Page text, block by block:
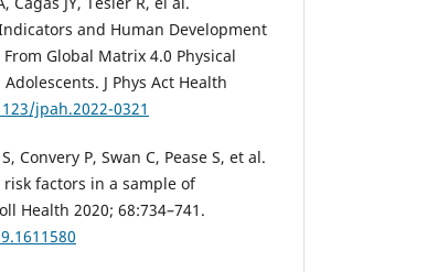
and Human Development
Global Matrix 4.0 Physical
J Phys Act Health
jpah.2022-0321
Convery P, Swan C, Pease S, et al.
factors in a sample of
Health 2020; 68:734–741.